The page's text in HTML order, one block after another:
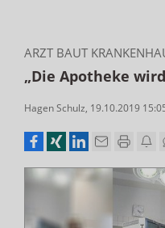
ARZT BAUT
„Die Apotheke
Hagen Schulz, 19.10.2019